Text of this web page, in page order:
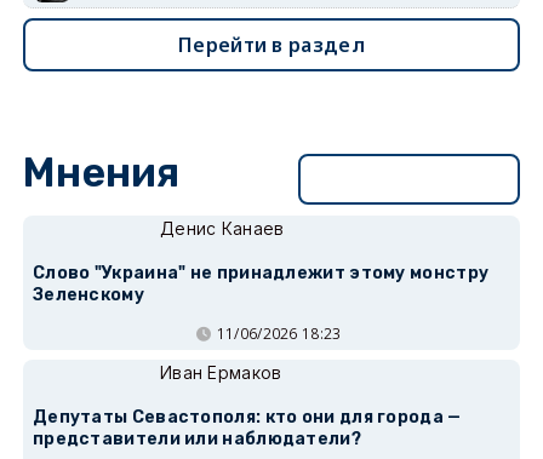
Перейти в раздел
Мнения
Денис Канаев
Слово "Украина" не принадлежит этому монстру
Зеленскому
11/06/2026 18:23
Иван Ермаков
Депутаты Севастополя: кто они для города —
представители или наблюдатели?